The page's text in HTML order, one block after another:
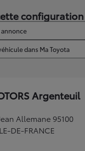
configuration
dans Ma Toyota
Argenteuil
Allemane 95100
DE-FRANCE